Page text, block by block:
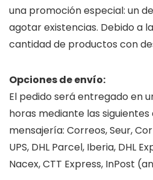
una promoción especial: un
agotar existencias. Debido a
cantidad de productos con
Opciones de envío:
El pedido será entregado en
horas mediante las
mensajería: Correos, Seur,
UPS, DHL Parcel, Iberia, DHL
Nacex, CTT Express, InPost